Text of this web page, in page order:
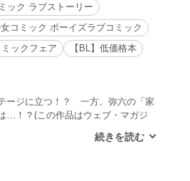
ック ラブストーリー
コミック ボーイズラブコミック
ックフェア 【BL】低価格本
ージに立つ！？ 一方、弥六の「家
…！？(この作品はウェブ・マガジ